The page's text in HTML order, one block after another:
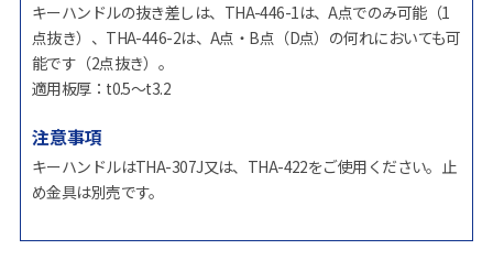
キーハンドルの抜き差しは、THA-446-1は、A点でのみ可能（1
点抜き）、THA-446-2は、A点・B点（D点）の何れにおいても可
能です（2点抜き）。
適用板厚：t0.5～t3.2
注意事項
キーハンドルはTHA-307J又は、THA-422をご使用ください。止
め金具は別売です。